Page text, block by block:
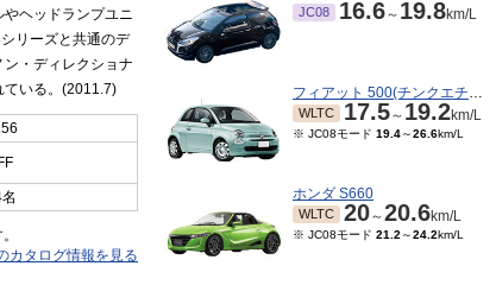
ヘッドランプユニ
リーズと共通のデ
・ディレクショナ
ている。(2011.7)
FF
カタログ情報を見る
JC08 16.6～ 19.8km/L
フィアット 500(チンクエチェント)
WLTC 17.5～ 19.2km/L
※ JC08モード 19.4～26.6km/L
ホンダ S660
WLTC 20～20.6km/L
※ JC08モード 21.2 ～24.2km/L